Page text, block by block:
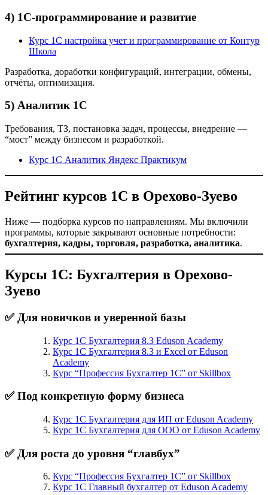
4) 1С-программирование и развитие
Курс 1С настройка учет и программирование от Контур
Школа
Разработка, доработки конфигураций, интеграции, обмены,
отчёты, оптимизация.
5) Аналитик 1С
Требования, ТЗ, постановка задач, процессы, внедрение —
“мост” между бизнесом и разработкой.
Курс 1С Аналитик Яндекс Практикум
Рейтинг курсов 1С в Орехово-Зуево
Ниже — подборка курсов по направлениям. Мы включили
программы, которые закрывают основные потребности:
бухгалтерия, кадры, торговля, разработка, аналитика.
Курсы 1С: Бухгалтерия в Орехово-
Зуево
✅ Для новичков и уверенной базы
Курс 1С Бухгалтерия 8.3 Eduson Academy
Курс 1С Бухгалтерия 8.3 и Excel от Eduson
Academy
Курс “Профессия Бухгалтер 1С” от Skillbox
✅ Под конкретную форму бизнеса
Курс 1С Бухгалтерия для ИП от Eduson Academy
Курс 1С Бухгалтерия для ООО от Eduson Academy
✅ Для роста до уровня “главбух”
Курс “Профессия Бухгалтер 1С” от Skillbox
Курс 1С Главный бухгалтер от Eduson Academy